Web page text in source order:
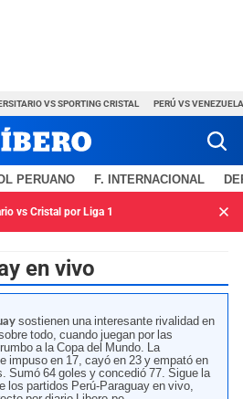
VS SPORTING CRISTAL PERÚ VS VENEZUELA
PERUANO F. INTERNACIONAL
vs Cristal por Liga 1
en vivo
sostienen una interesante rivalidad en
todo, cuando juegan por las
a la Copa del Mundo. La
impuso en 17, cayó en 23 y empató en
Sumó 64 goles y concedió 77. Sigue la
los partidos Perú-Paraguay en vivo,